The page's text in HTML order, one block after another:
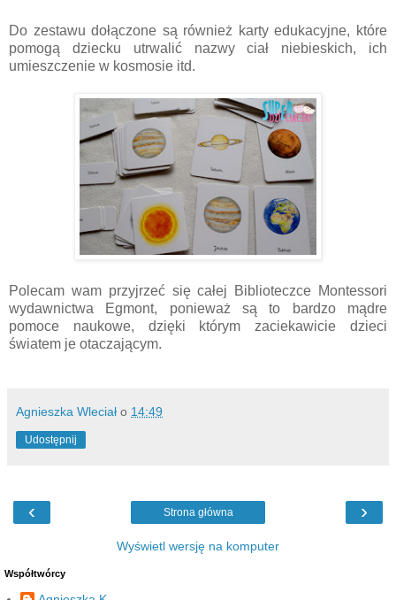
Do zestawu dołączone są również karty edukacyjne, które
pomogą dziecku utrwalić nazwy ciał niebieskich, ich
umieszczenie w kosmosie itd.
Polecam wam przyjrzeć się całej Biblioteczce Montessori
wydawnictwa Egmont, ponieważ są to bardzo mądre
pomoce naukowe, dzięki którym zaciekawicie dzieci
światem je otaczającym.
Agnieszka Wleciał o 14:49
Udostępnij
‹ ›
Strona główna
Wyświetl wersję na komputer
Współtwórcy